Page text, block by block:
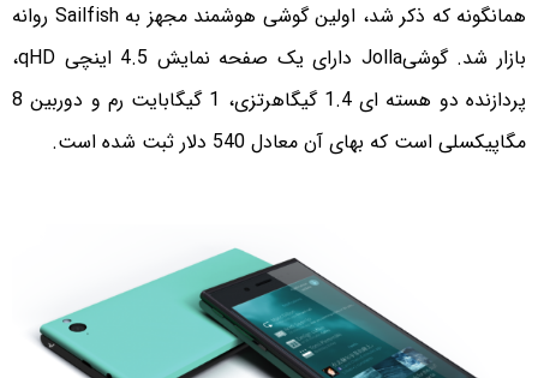
همانگونه که ذکر شد، اولین گوشی هوشمند مجهز بهSailfish روانه
بازار شد. گوشیJolla دارای یک صفحه نمایش 4.5 اینچی qHD،
پردازنده دو هسته ای 1.4 گیگاهرتزی، 1 گیگابایت رم و دوربین 8
مگاپیکسلی است که بهای آن معادل 540 دلار ثبت شده است.